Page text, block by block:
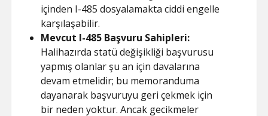
içinden I-485 dosyalamakta ciddi engelle
karşılaşabilir.
Mevcut I-485 Başvuru Sahipleri:
Halihazırda statü değişikliği başvurusu
yapmış olanlar şu an için davalarına
devam etmelidir; bu memoranduma
dayanarak başvuruyu geri çekmek için
bir neden yoktur. Ancak gecikmeler